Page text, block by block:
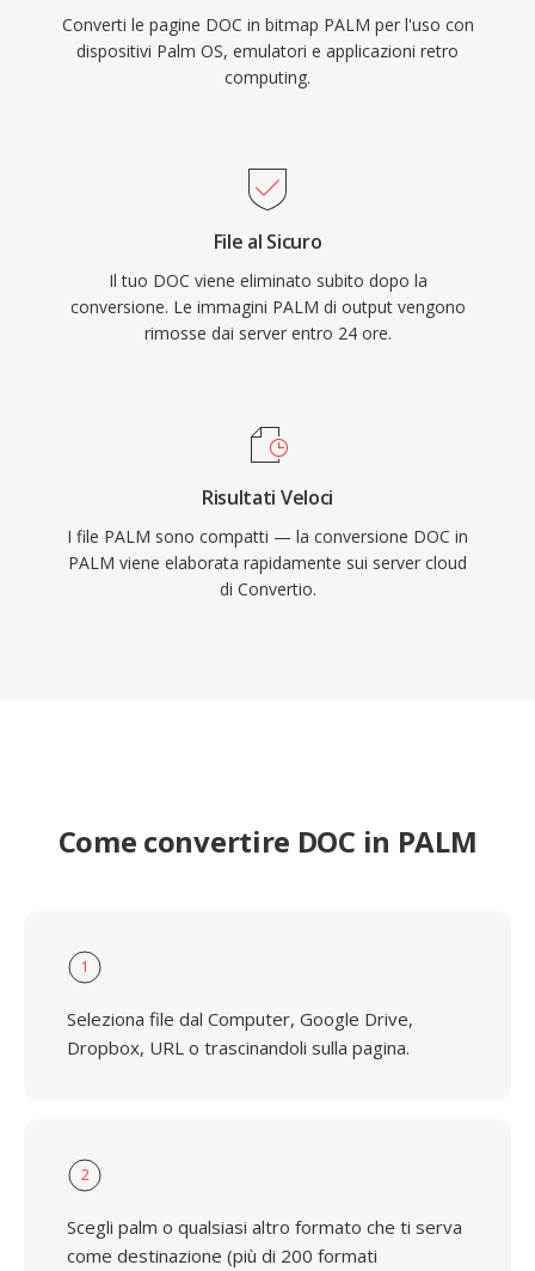
Converti le pagine DOC in bitmap PALM per l'uso con
dispositivi Palm OS, emulatori e applicazioni retro
computing.
File al Sicuro
Il tuo DOC viene eliminato subito dopo la
conversione. Le immagini PALM di output vengono
rimosse dai server entro 24 ore.
Risultati Veloci
I file PALM sono compatti — la conversione DOC in
PALM viene elaborata rapidamente sui server cloud
di Convertio.
Come convertire DOC in PALM
1
Seleziona file dal Computer, Google Drive,
Dropbox, URL o trascinandoli sulla pagina.
2
Scegli palm o qualsiasi altro formato che ti serva
come destinazione (più di 200 formati